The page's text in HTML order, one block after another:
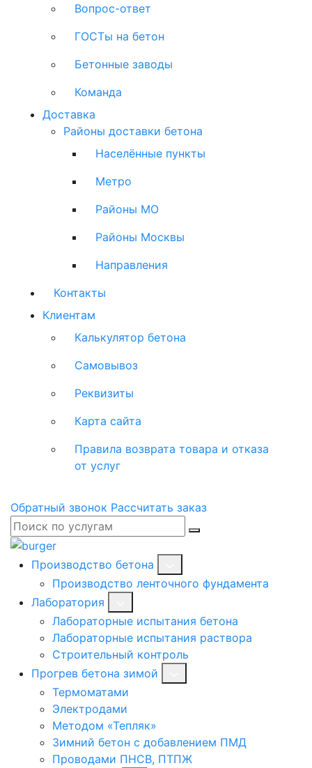
Вопрос-ответ
ГОСТы на бетон
Бетонные заводы
Команда
Доставка
Районы доставки бетона
Населённые пункты
Метро
Районы МО
Районы Москвы
Направления
Контакты
Клиентам
Калькулятор бетона
Самовывоз
Реквизиты
Карта сайта
Правила возврата товара и отказа
от услуг
Обратный звонок Рассчитать заказ
Производство бетона
Производство ленточного фундамента
Лаборатория
Лабораторные испытания бетона
Лабораторные испытания раствора
Строительный контроль
Прогрев бетона зимой
Термоматами
Электродами
Методом «Тепляк»
Зимний бетон с добавлением ПМД
Проводами ПНСВ, ПТПЖ